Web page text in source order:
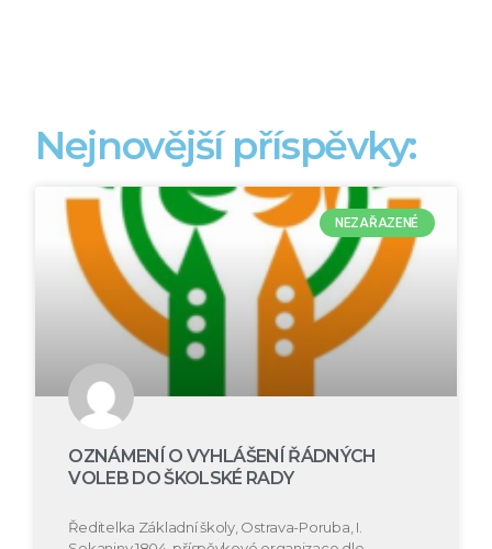
Nejnovější příspěvky:
NEZAŘAZENÉ
OZNÁMENÍ O VYHLÁŠENÍ ŘÁDNÝCH
VOLEB DO ŠKOLSKÉ RADY
Ředitelka Základní školy, Ostrava-Poruba, I.